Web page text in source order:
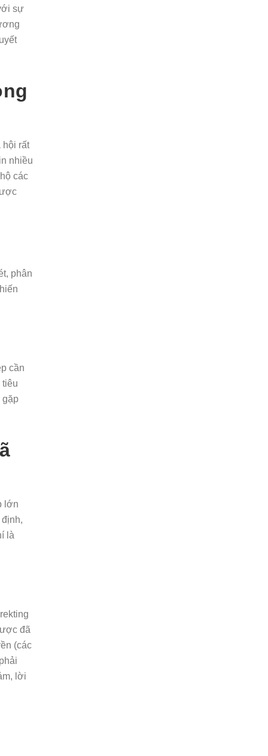
sự
hội rất
nhiều
các
phân
cần
tiêu
gặp
lớn
là
đã
(các
lời